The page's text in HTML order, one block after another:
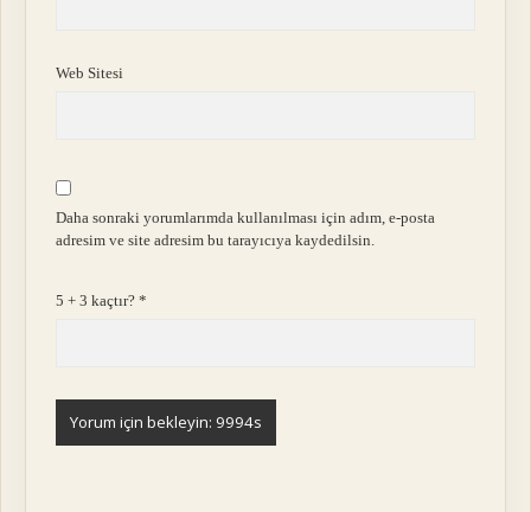
Web Sitesi
Daha sonraki yorumlarımda kullanılması için adım, e-posta
adresim ve site adresim bu tarayıcıya kaydedilsin.
5 + 3 kaçtır?*